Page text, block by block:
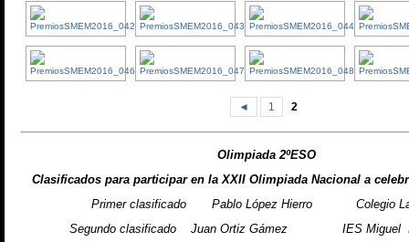
◄ 1 2
Olimpiada 2ºESO
Clasificados para participar en la XXII Olimpiada Nacional a
Primer clasificado Pablo López Hierro Colegio La
Segundo clasificado Juan Ortiz Gámez IES Miguel